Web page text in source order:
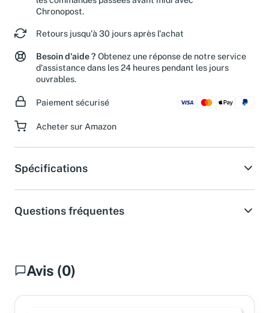
Chronopost.
Retours jusqu'à 30 jours après l'achat
Besoin d'aide ? Obtenez une réponse de notre service
d'assistance dans les 24 heures pendant les jours
ouvrables.
Paiement sécurisé
Acheter sur Amazon
Spécifications
Questions fréquentes
Avis (0)